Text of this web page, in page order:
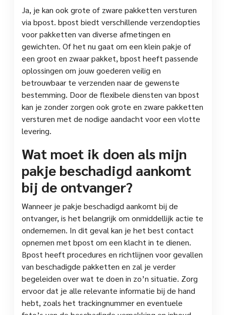
Ja, je kan ook grote of zware pakketten versturen
via bpost. bpost biedt verschillende verzendopties
voor pakketten van diverse afmetingen en
gewichten. Of het nu gaat om een klein pakje of
een groot en zwaar pakket, bpost heeft passende
oplossingen om jouw goederen veilig en
betrouwbaar te verzenden naar de gewenste
bestemming. Door de flexibele diensten van bpost
kan je zonder zorgen ook grote en zware pakketten
versturen met de nodige aandacht voor een vlotte
levering.
Wat moet ik doen als mijn
pakje beschadigd aankomt
bij de ontvanger?
Wanneer je pakje beschadigd aankomt bij de
ontvanger, is het belangrijk om onmiddellijk actie te
ondernemen. In dit geval kan je het best contact
opnemen met bpost om een klacht in te dienen.
Bpost heeft procedures en richtlijnen voor gevallen
van beschadigde pakketten en zal je verder
begeleiden over wat te doen in zo’n situatie. Zorg
ervoor dat je alle relevante informatie bij de hand
hebt, zoals het trackingnummer en eventuele